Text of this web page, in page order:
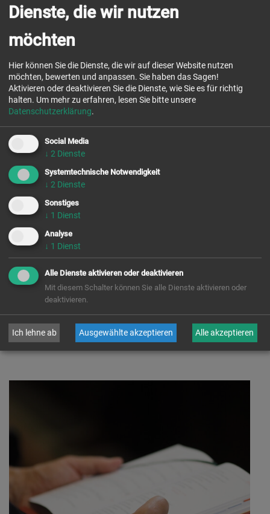
ESSEN
Ich esse vegetarisch
ANMERKUNGEN
zurück
Dienste, die wir nutzen
möchten
Hier können Sie die Dienste, die wir auf dieser Website nutzen
möchten, bewerten und anpassen. Sie haben das Sagen!
Aktivieren oder deaktivieren Sie die Dienste, wie Sie es für richtig
halten. Um mehr zu erfahren, lesen Sie bitte unsere
Datenschutzerklärung.
Social Media
↓ 2 Dienste
Systemtechnische Notwendigkeit
↓ 2 Dienste
Sonstiges
↓ 1 Dienst
Analyse
↓ 1 Dienst
Alle Dienste aktivieren oder deaktivieren
Mit diesem Schalter können Sie alle Dienste aktivieren oder
deaktivieren.
Ich lehne ab Ausgewählte akzeptieren Alle akzeptieren